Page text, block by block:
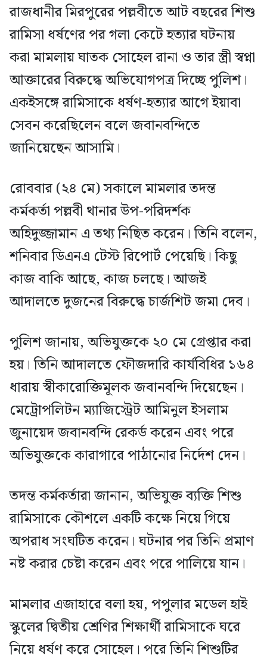
রাজধানীর মিরপুরের পল্লবীতে আট বছরের শিশু
রামিসা ধর্ষণের পর গলা কেটে হত্যার ঘটনায়
করা মামলায় ঘাতক সোহেল রানা ও তার স্ত্রী স্বপ্না
আক্তারের বিরুদ্ধে অভিযোগপত্র দিচ্ছে পুলিশ।
একইসঙ্গে রামিসাকে ধর্ষণ-হত্যার আগে ইয়াবা
সেবন করেছিলেন বলে জবানবন্দিতে
জানিয়েছেন আসামি।
রোববার (২৪ মে) সকালে মামলার তদন্ত
কর্মকর্তা পল্লবী থানার উপ-পরিদর্শক
অহিদুজ্জামান এ তথ্য নিছিত করেন। তিনি বলেন,
শনিবার ডিএনএ টেস্ট রিপোর্ট পেয়েছি। কিছু
কাজ বাকি আছে, কাজ চলছে। আজই
আদালতে দুজনের বিরুদ্ধে চার্জশিট জমা দেব।
পুলিশ জানায়, অভিযুক্তকে ২০ মে গ্রেপ্তার করা
হয়। তিনি আদালতে ফৌজদারি কার্যবিধির ১৬৪
ধারায় স্বীকারোক্তিমূলক জবানবন্দি দিয়েছেন।
মেট্রোপলিটন ম্যাজিস্ট্রেট আমিনুল ইসলাম
জুনায়েদ জবানবন্দি রেকর্ড করেন এবং পরে
অভিযুক্তকে কারাগারে পাঠানোর নির্দেশ দেন।
তদন্ত কর্মকর্তারা জানান, অভিযুক্ত ব্যক্তি শিশু
রামিসাকে কৌশলে একটি কক্ষে নিয়ে গিয়ে
অপরাধ সংঘটিত করেন। ঘটনার পর তিনি প্রমাণ
নষ্ট করার চেষ্টা করেন এবং পরে পালিয়ে যান।
মামলার এজাহারে বলা হয়, পপুলার মডেল হাই
স্কুলের দ্বিতীয় শ্রেণির শিক্ষার্থী রামিসাকে ঘরে
নিয়ে ধর্ষণ করে সোহেল। পরে তিনি শিশুটির